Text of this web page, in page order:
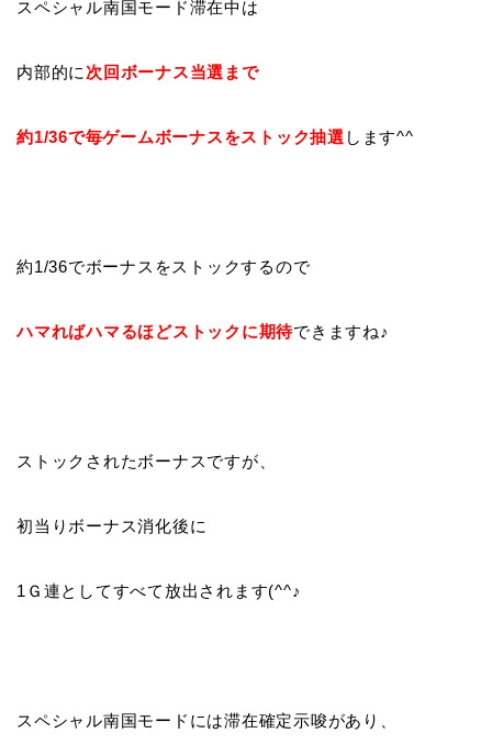
スペシャル南国モード滞在中は
内部的に次回ボーナス当選まで
約1/36で毎ゲームボーナスをストック抽選 します^^
約1/36でボーナスをストックするので
ハマればハマるほどストックに期待できますね♪
ストックされたボーナスですが、
初当りボーナス消化後に
1Ｇ連としてすべて放出されます(^^♪
スペシャル南国モードには滞在確定示唆があり、